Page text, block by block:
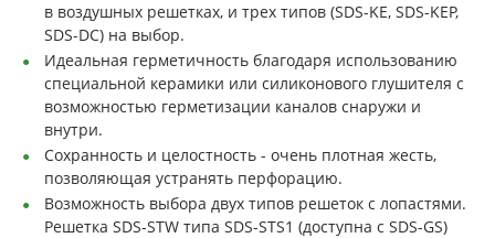
в воздушных решетках, и трех типов (SDS-KE, SDS-KEP,
SDS-DC) на выбор.
Идеальная герметичность благодаря использованию
специальной керамики или силиконового глушителя с
возможностью герметизации каналов снаружи и
внутри.
Сохранность и целостность - очень плотная жесть,
позволяющая устранять перфорацию.
Возможность выбора двух типов решеток с лопастями.
Решетка SDS-STW типа SDS-STS1 (доступна с SDS-GS)